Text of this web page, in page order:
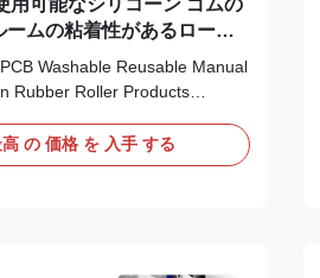
用可能なシリコーン ゴムの
ームの粘着性があるローラ
Washable Reusable Manual
Rubber Roller Products
and Plastic Frame &
a self-adhesive removing
の 価格 を 入手 する